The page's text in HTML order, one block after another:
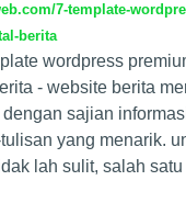
7-template-
berita
wordpress
- website berita
sajian
yang menarik.
lah sulit, salah